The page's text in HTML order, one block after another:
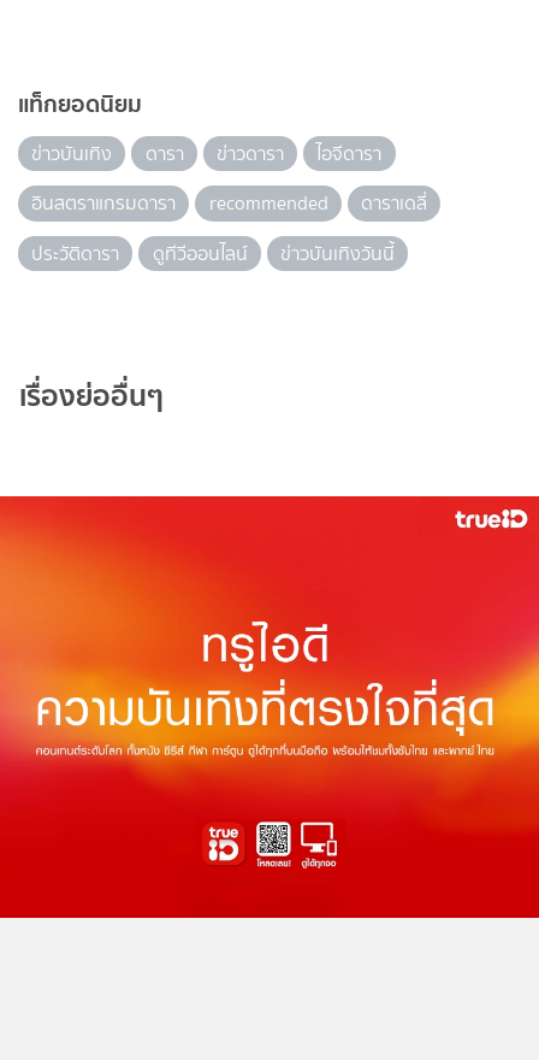
แท็กยอดนิยม
ข่าวบันเทิง ดารา ข่าวดารา
ไอจีดารา
อินสตราแกรมดารา
recommended
ดาราเดลี่
ประวัติดารา
ดูทีวีออนไลน์ ข่าวบันเทิงวันนี้
เรื่องย่ออื่นๆ